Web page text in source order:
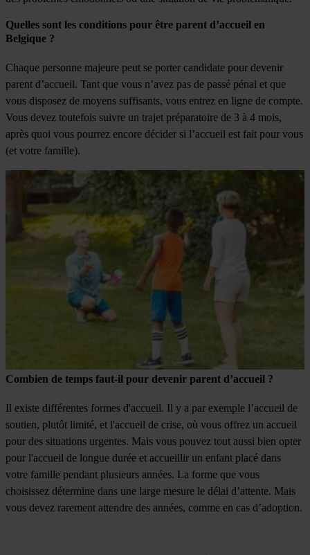
Quelles sont les conditions pour être parent d’accueil en
Belgique ?
Chaque personne majeure peut se porter candidate pour devenir
parent d’accueil. Tant que vous n’avez pas de passé pénal et que
vous disposez de moyens suffisants, vous entrez en ligne de compte.
Vous devez toutefois suivre un trajet préparatoire de 3 à 4 mois,
après quoi vous pourrez encore décider si l’accueil est fait pour vous
(et votre famille).
Combien de temps faut-il pour devenir parent d’accueil ?
Il existe différentes formes d'accueil. Il y a par exemple l’accueil de
soutien, plutôt limité, et l'accueil de crise, où vous offrez un accueil
pour des situations urgentes. Mais vous pouvez tout aussi bien opter
pour l'accueil de longue durée et accueillir un enfant placé dans
votre famille pendant plusieurs années. La forme que vous
choisissez détermine dans une large mesure le délai d’attente. Mais
vous devez rarement attendre des années, comme en cas d’adoption.